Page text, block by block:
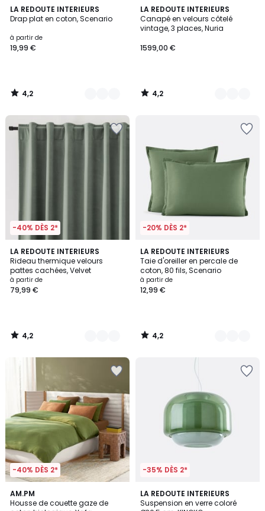
LA REDOUTE INTERIEURS
Drap plat en coton, Scenario
à partir de
19,99 €
4,2
/ 5
20
Couleurs
4,2
/
LA REDOUTE INTERIEURS
Canapé en velours côtelé
vintage, 3 places, Nuria
1599,00 €
4,2
/ 5
4
Couleurs
4,2
/
-40% DÈS 2*
LA REDOUTE INTERIEURS
Rideau thermique velours
pattes cachées, Velvet
à partir de
79,99 €
4,2
/ 5
8
Couleurs
4,2
/
-20% DÈS 2*
LA REDOUTE INTERIEURS
Taie d'oreiller en percale de
coton, 80 fils, Scenario
à partir de
12,99 €
4,2
/ 5
22
Couleurs
4,2
/
-40% DÈS 2*
AM.PM
Housse de couette gaze de
3,6
/ 5
20
Couleurs
-35% DÈS 2*
LA REDOUTE INTERIEURS
Suspension en verre coloré
3,9
/ 5
6
Couleurs